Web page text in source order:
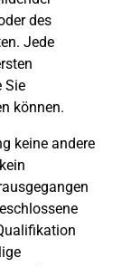
des
Jede
Sie
können.
keine andere